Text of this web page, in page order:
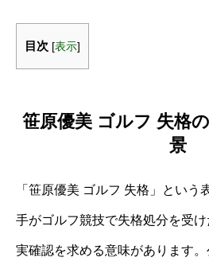
目次 [表示]
笹原優美 ゴルフ 失格
景
「笹原優美 ゴルフ 失格」という
手がゴルフ競技で失格処分を受
実確認を求める意味があります